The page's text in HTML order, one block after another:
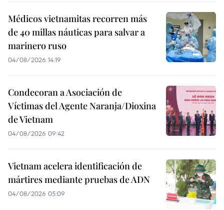
Médicos vietnamitas recorren más
de 40 millas náuticas para salvar a
marinero ruso
04/08/2026 14:19
Condecoran a Asociación de
Víctimas del Agente Naranja/Dioxina
de Vietnam
04/08/2026 09:42
Vietnam acelera identificación de
mártires mediante pruebas de ADN
04/08/2026 05:09